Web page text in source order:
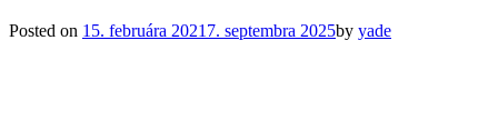
Posted on 15. februára 2021 7. septembra 2025by yade